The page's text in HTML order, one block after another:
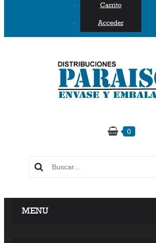
Carrito
Acceder
0
MENU